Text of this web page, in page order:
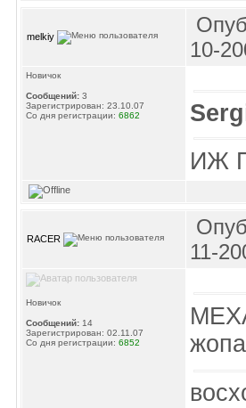
melkiy
10-
Новичок
Сообщений: 3
Зарегистрирован: 23.10.07
Со дня регистрации: 6862
ИЖ
RACER
11-
Новичок
Сообщений: 14
Зарегистрирован: 02.11.07
Со дня регистрации: 6852